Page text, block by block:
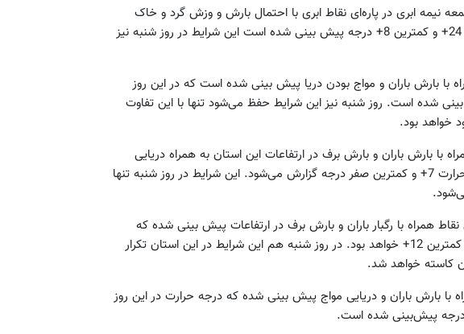
نیمه ابری در پاره‌ای نقاط ابری با احتمال بارش و وزش گرد و خاک
خواهد بود که در این روز بیشترین درجه حرارت 24+ و کمترین 8+ درجه پیش بینی شده است این شرایط در روز شنبه نیز
با بارش باران و مواج بودن دریا پیش بینی شده است که در این روز
حرارت 12+ و کمترین 7+ پیش بینی شده است. روز شنبه نیز این شرایط حفظ می‌شود تنها با این تفاوت
خواهد بود.
با بارش باران و بارش برف در ارتفاعات این استان به همراه دریایی
مواج پیش بینی شده است که بیشترین درجه حرارت 7+ و کمترین صفر درجه گزارش می‌شود. این شرایط در روز شنبه تنها
نقاط همراه با رگبار باران و بارش برف در ارتفاعات پیش بینی شده که
بیشترین دما در این استان در روز جمعه 26+ و کمترین 12+ خواهد بود. در روز شنبه هم این شرایط در این استان تکرار
کاسته خواهد شد.
با بارش باران و دریایی مواج پیش بینی شده که درجه حرارت در این روز